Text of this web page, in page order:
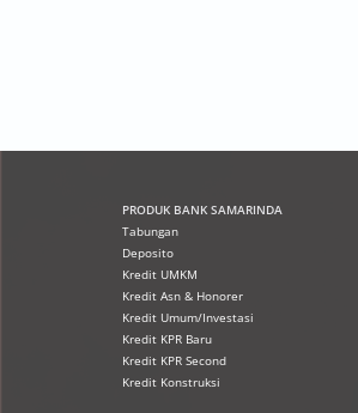
PRODUK BANK SAMARINDA
Tabungan
Deposito
Kredit UMKM
Kredit Asn & Honorer
Kredit Umum/Investasi
Kredit KPR Baru
Kredit KPR Second
Kredit Konstruksi